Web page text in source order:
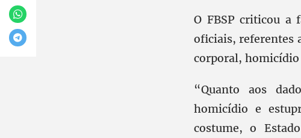
O FBSP criticou a
oficiais, referentes
corporal, homicídio
“Quanto aos
homicídio e
costume, o